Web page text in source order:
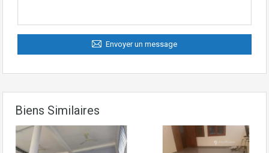
Envoyer un message
Biens Similaires